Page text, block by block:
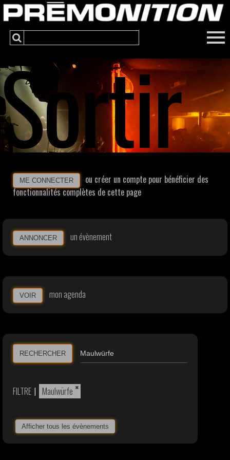
Sortir
ME CONNECTER
ou créer un compte pour bénéficier des
fonctionnalités complètes de cette page
ANNONCER un évènement
VOIR mon agenda
RECHERCHER
FILTRE | ×
Maulwürfe
Afficher tous les évènements